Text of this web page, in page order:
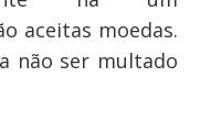
aceitas moedas.
não ser multado